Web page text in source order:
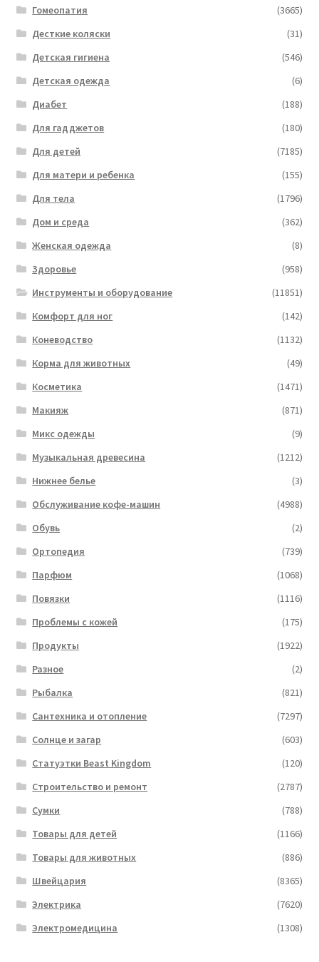
Гомеопатия
(3665)
Десткие коляски
(31)
Детская гигиена
(546)
Детская одежда
(6)
Диабет
(188)
Для гадджетов
(180)
Для детей
(7185)
Для матери и ребенка
(155)
Для тела
(1796)
Дом и среда
(362)
Женская одежда
(8)
Здоровье
(958)
Инструменты и оборудование
(11851)
Комфорт для ног
(142)
Коневодство
(1132)
Корма для животных
(49)
Косметика
(1471)
Макияж
(871)
Микс одежды
(9)
Музыкальная древесина
(1212)
Нижнее белье
(3)
Обслуживание кофе-машин
(4988)
Обувь
(2)
Ортопедия
(739)
Парфюм
(1068)
Повязки
(1116)
Проблемы с кожей
(175)
Продукты
(1922)
Разное
(2)
Рыбалка
(821)
Сантехника и отопление
(7297)
Солнце и загар
(603)
Статуэтки Beast Kingdom
(120)
Строительство и ремонт
(2787)
Сумки
(788)
Товары для детей
(1166)
Товары для животных
(886)
Швейцария
(8365)
Электрика
(7620)
Электромедицина
(1308)